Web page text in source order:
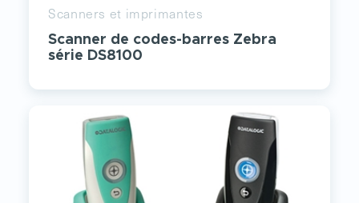
Scanners et imprimantes
Scanner de codes-barres Zebra
série DS8100